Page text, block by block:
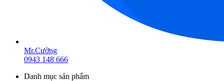
Mr.Cường
0943 148 666
Danh mục sản phẩm